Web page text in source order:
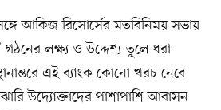
আকিজ রিসোর্সের মতবিনিময় সভায়
গঠনের লক্ষ্য ও উদ্দেশ্য তুলে ধরা
এই ব্যাংক কোনো খরচ নেবে
উদ্যোক্তাদের পাশাপাশি আবাসন